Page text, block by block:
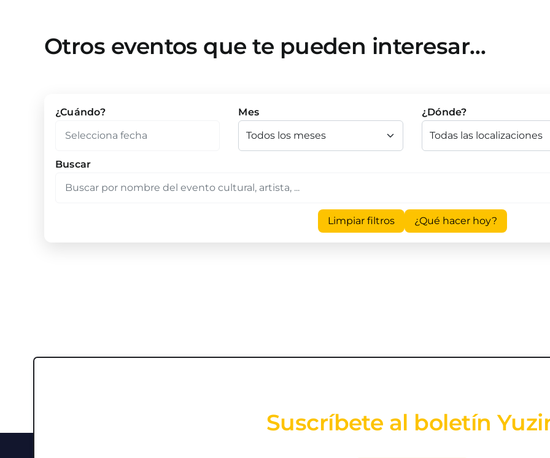
Otros eventos que te pueden interesar…
¿Cuándo? Mes ¿Dónde?
Buscar
Limpiar filtros ¿Qué hacer hoy?
Suscríbete al boletín